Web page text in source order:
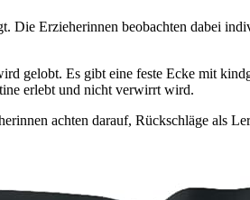
Die Erzieherinnen beobachten dabei
gelobt. Es gibt eine feste Ecke mit
erlebt und nicht verwirrt wird.
achten darauf, Rückschläge als